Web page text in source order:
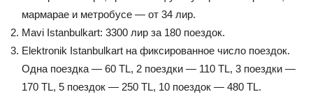
мармарае и метробусе — от 34 лир.
Mavi Istanbulkart: 3300 лир за 180 поездок.
Elektronik Istanbulkart на фиксированное число поездок.
Одна поездка — 60 TL, 2 поездки — 110 TL, 3 поездки —
170 TL, 5 поездок — 250 TL, 10 поездок — 480 TL.